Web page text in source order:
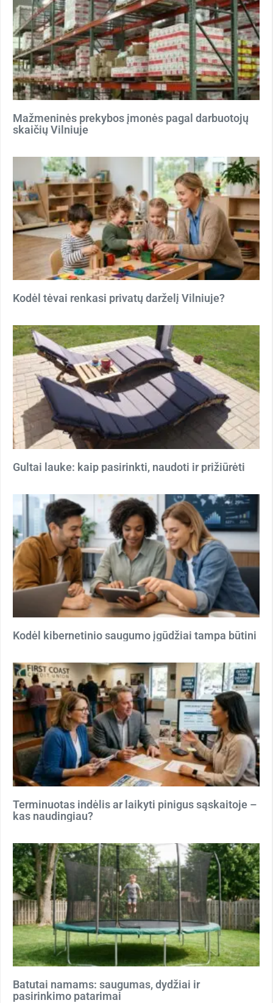
Mažmeninės prekybos įmonės pagal darbuotojų
skaičių Vilniuje
Kodėl tėvai renkasi privatų darželį Vilniuje?
Gultai lauke: kaip pasirinkti, naudoti ir prižiūrėti
Kodėl kibernetinio saugumo įgūdžiai tampa būtini
Terminuotas indėlis ar laikyti pinigus sąskaitoje –
kas naudingiau?
Batutai namams: saugumas, dydžiai ir
pasirinkimo patarimai